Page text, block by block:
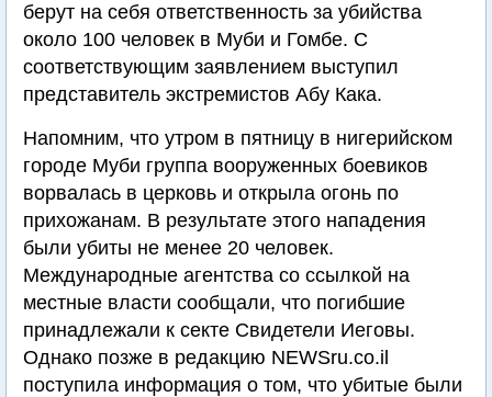
берут на себя ответственность за убийства
около 100 человек в Муби и Гомбе. С
соответствующим заявлением выступил
представитель экстремистов Абу Кака.
Напомним, что утром в пятницу в нигерийском
городе Муби группа вооруженных боевиков
ворвалась в церковь и открыла огонь по
прихожанам. В результате этого нападения
были убиты не менее 20 человек.
Международные агентства со ссылкой на
местные власти сообщали, что погибшие
принадлежали к секте Свидетели Иеговы.
Однако позже в редакцию NEWSru.co.il
поступила информация о том, что убитые были